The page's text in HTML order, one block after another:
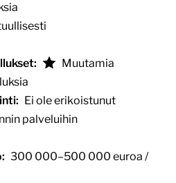
Muutamia
Ei ole erikoistunut
palveluihin
300 000–500 000 euroa /